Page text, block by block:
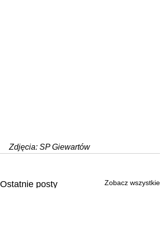
Zdjęcia: SP Giewartów
Ostatnie posty Zobacz wszystkie